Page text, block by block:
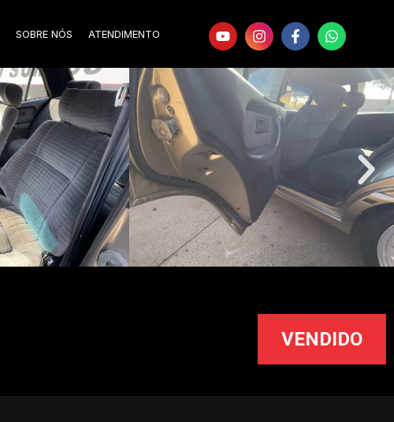
SOBRE NÓS ATENDIMENTO
VENDIDO